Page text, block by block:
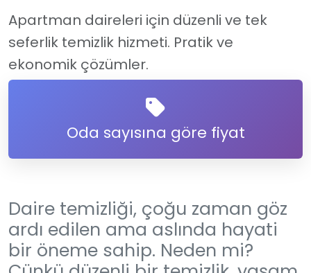
Apartman daireleri için düzenli ve tek
seferlik temizlik hizmeti. Pratik ve
ekonomik çözümler.
Oda sayısına göre fiyat
Daire temizliği, çoğu zaman göz
ardı edilen ama aslında hayati
bir öneme sahip. Neden mi?